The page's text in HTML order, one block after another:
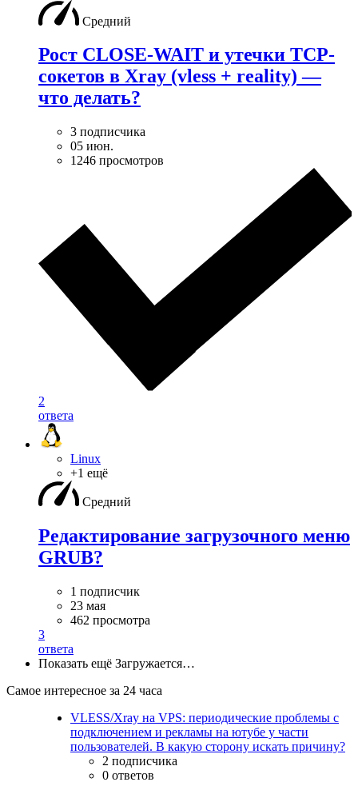
Средний
Рост CLOSE-WAIT и утечки TCP-
сокетов в Xray (vless + reality) —
что делать?
3 подписчика
05 июн.
1246 просмотров
2
ответа
Linux
+1 ещё
Средний
Редактирование загрузочного меню
GRUB?
1 подписчик
23 мая
462 просмотра
3
ответа
Показать ещё Загружается…
Самое интересное за 24 часа
VLESS/Xray на VPS: периодические проблемы с
подключением и рекламы на ютубе у части
пользователей. В какую сторону искать причину?
2 подписчика
0 ответов